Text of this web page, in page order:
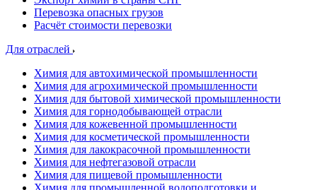
Перевозка опасных грузов
Расчёт стоимости перевозки
Для отраслей
Химия для автохимической промышленности
Химия для агрохимической промышленности
Химия для бытовой химической промышленности
Химия для горнодобывающей отрасли
Химия для кожевенной промышленности
Химия для косметической промышленности
Химия для лакокрасочной промышленности
Химия для нефтегазовой отрасли
Химия для пищевой промышленности
Химия для промышленной водоподготовки и